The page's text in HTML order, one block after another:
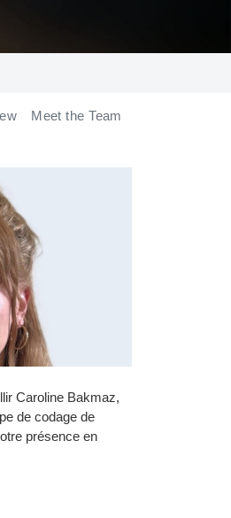
Meet the Team
Caroline Bakmaz,
de codage de
présence en